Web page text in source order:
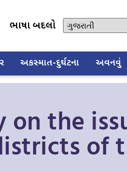
ભાષા બદલો
અકસ્માત-દુર્ઘટના અવનવું
the
of